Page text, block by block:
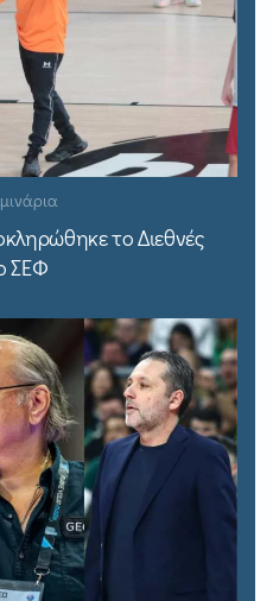
το Διεθνές
ΣΕΦ